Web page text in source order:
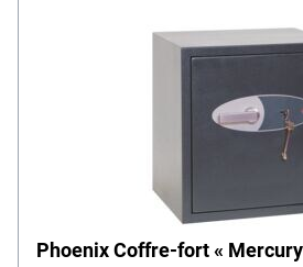
Phoenix Coffre-fort «